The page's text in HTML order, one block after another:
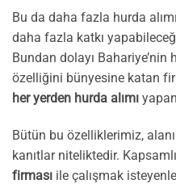
Bu da daha fazla hurda
daha fazla katkı
Bundan dolayı Bahariye’nin
özelliğini bünyesine katan
her yerden hurda alımı
Bütün bu özelliklerimiz,
kanıtlar niteliktedir.
firması ile çalışmak